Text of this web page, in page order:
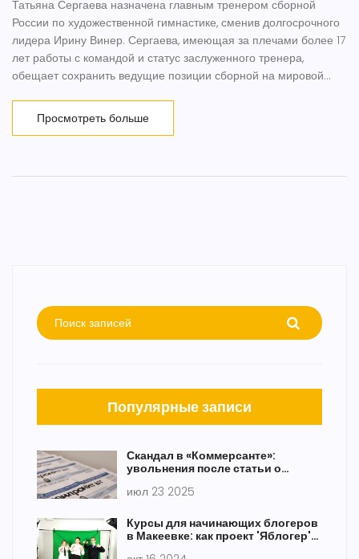
Татьяна Сергаева назначена главным тренером сборной
России по художественной гимнастике, сменив долгосрочного
лидера Ирину Винер. Сергаева, имеющая за плечами более 17
лет работы с командой и статус заслуженного тренера,
обещает сохранить ведущие позиции сборной на мировой
международных соревнований.
Просмотреть больше
Популярные записи
Скандал в «Коммерсанте»:
увольнения после статьи о
политотдела
июл 23 2025
Курсы для начинающих блогеров
в Макеевке: как проект 'Яблогер'